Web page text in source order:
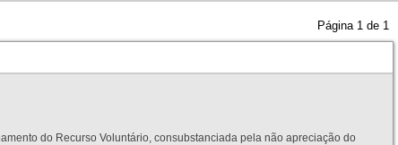
Página 1 de 1
do Recurso Voluntário, consubstanciada pela não apreciação do